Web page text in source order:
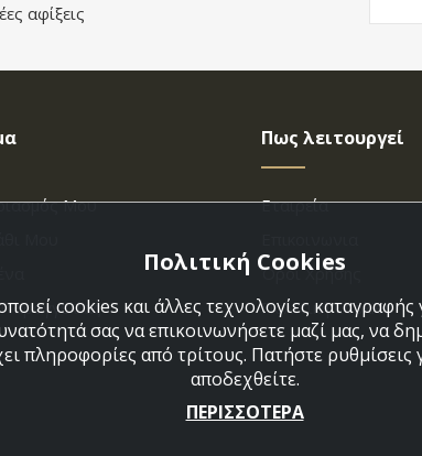
αφίξεις
Μου
Πως λειτουργεί
Εταιρεία
Όροι Χρήσης
Πολιτική Cookies
Πολιτική Cookies
cookies και άλλες τεχνολογίες
σας να επικοινωνήσετε μαζί μας, να
πληροφορίες από τρίτους. Πατήστε ρυθμίσεις
αποδεχθείτε.
ΠΕΡΙΣΣΟΤΕΡΑ